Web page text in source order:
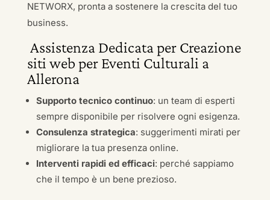
NETWORX, pronta a sostenere la crescita del tuo
business.
Assistenza Dedicata per Creazione
siti web per Eventi Culturali a
Allerona
Supporto tecnico continuo: un team di esperti
sempre disponibile per risolvere ogni esigenza.
Consulenza strategica: suggerimenti mirati per
migliorare la tua presenza online.
Interventi rapidi ed efficaci: perché sappiamo
che il tempo è un bene prezioso.